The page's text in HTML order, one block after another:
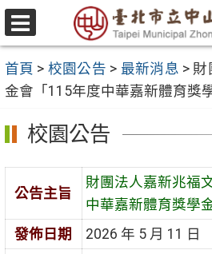
跳
至
要
內
容
區
選
單
首頁 > 校園公告 > 最新消息 > 財
金會「115年度中華嘉新體育獎學
校園公告
公告主旨
財團法人嘉新兆福
中華嘉新體育獎學金
發佈日期
2026 年 5 月 11 日